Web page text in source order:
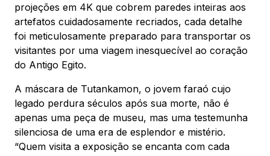
projeções em 4K que cobrem paredes inteiras aos
artefatos cuidadosamente recriados, cada detalhe
foi meticulosamente preparado para transportar os
visitantes por uma viagem inesquecível ao coração
do Antigo Egito.
A máscara de Tutankamon, o jovem faraó cujo
legado perdura séculos após sua morte, não é
apenas uma peça de museu, mas uma testemunha
silenciosa de uma era de esplendor e mistério.
“Quem visita a exposição se encanta com cada